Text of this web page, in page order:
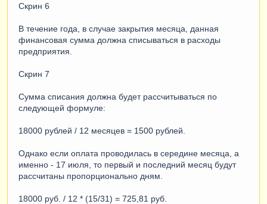
Скрин 6
В течение года, в случае закрытия месяца, данная
финансовая сумма должна списываться в расходы
предприятия.
Скрин 7
Сумма списания должна будет рассчитываться по
следующей формуле:
18000 рублей / 12 месяцев = 1500 рублей.
Однако если оплата проводилась в середине месяца, а
именно - 17 июля, то первый и последний месяц будут
рассчитаны пропорционально дням.
18000 руб. / 12 * (15/31) = 725,81 руб.